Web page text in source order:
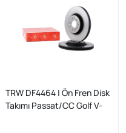
TRW DF4464 | Ön Fren Disk
Takımı Passat/CC Golf V-